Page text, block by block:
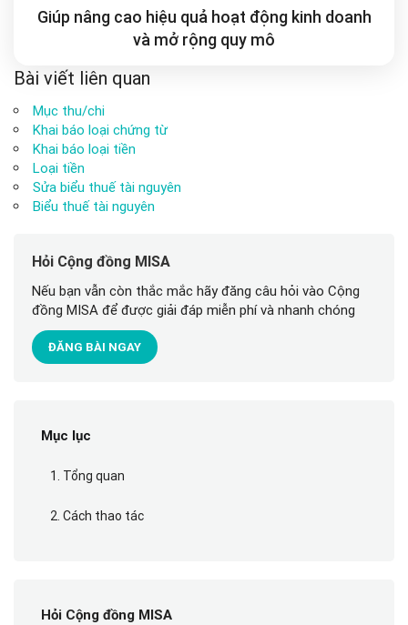
Giúp nâng cao hiệu quả hoạt động kinh doanh
và mở rộng quy mô
Bài viết liên quan
Mục thu/chi
Khai báo loại chứng từ
Khai báo loại tiền
Loại tiền
Sửa biểu thuế tài nguyên
Biểu thuế tài nguyên
Hỏi Cộng đồng MISA
Nếu bạn vẫn còn thắc mắc hãy đăng câu hỏi vào Cộng
đồng MISA để được giải đáp miễn phí và nhanh chóng
ĐĂNG BÀI NGAY
Mục lục
1. Tổng quan
2. Cách thao tác
Hỏi Cộng đồng MISA